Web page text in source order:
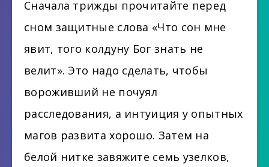
Сначала трижды прочитайте перед
сном защитные слова «Что сон мне
явит, того колдуну Бог знать не
велит». Это надо сделать, чтобы
вороживший не почуял
расследования, а интуиция у опытных
магов развита хорошо. Затем на
белой нитке завяжите семь узелков,